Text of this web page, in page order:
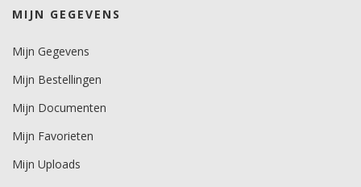
MIJN GEGEVENS
Mijn Gegevens
Mijn Bestellingen
Mijn Documenten
Mijn Favorieten
Mijn Uploads